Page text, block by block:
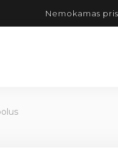
Nemokamas